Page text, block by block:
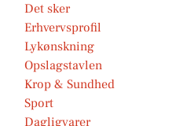
Det sker
Erhvervsprofil
Lykønskning
Opslagstavlen
Krop & Sundhed
Sport
Dagligvarer